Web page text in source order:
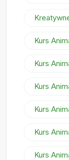
Kurs
Kurs
Kurs
Kurs
Kurs
Kurs